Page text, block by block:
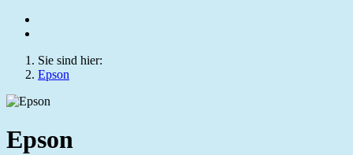
Sie sind hier:
Epson
Epson